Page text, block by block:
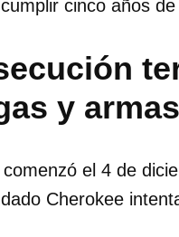
cinco años
y armas
el 4 de
Cherokee